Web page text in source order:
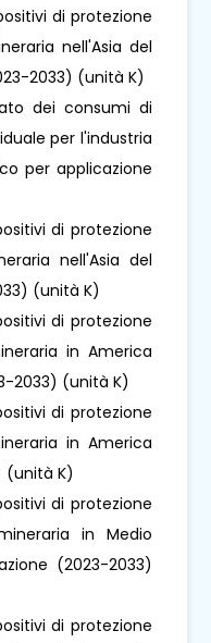
di protezione
nell'Asia del
2033) (unità K)
dei consumi di
per l'industria
per applicazione
di protezione
nell'Asia del
(unità K)
di protezione
in America
2033) (unità K)
di protezione
in America
(unità K)
di protezione
in Medio
(2023-2033)
di protezione